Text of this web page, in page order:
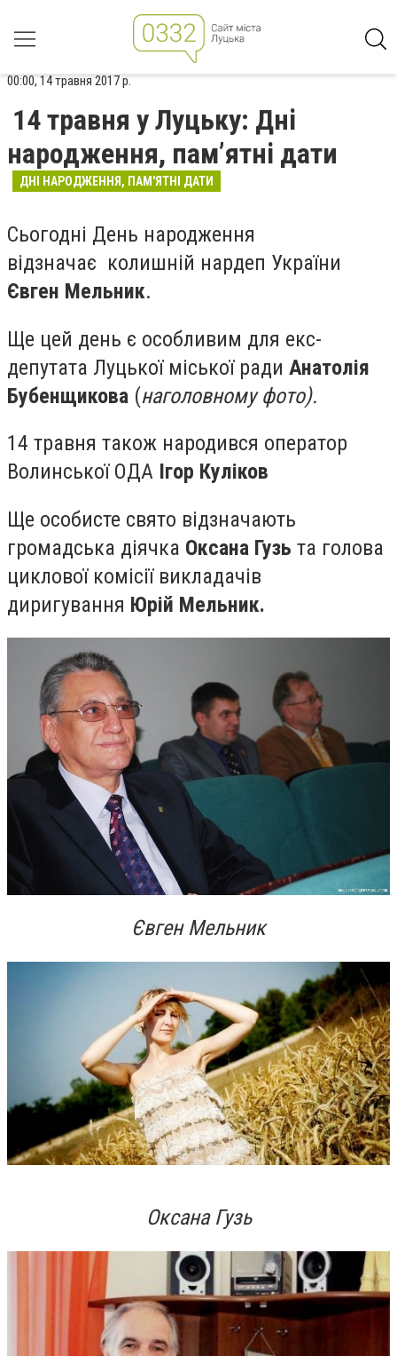
00:00, 14 травня 2017 р.
14 травня у Луцьку: Дні
народження, пам’ятні дати
ДНІ НАРОДЖЕННЯ, ПАМ'ЯТНІ ДАТИ
Сьогодні День народження
відзначає колишній нардеп України
Євген Мельник.
Ще цей день є особливим для екс-
депутата Луцької міської ради Анатолія
Бубенщикова (наголовному фото).
14 травня також народився оператор
Волинської ОДА Ігор Куліков
Ще особисте свято відзначають
громадська діячка Оксана Гузь та голова
циклової комісії викладачів
диригування Юрій Мельник.
Євген Мельник
Оксана Гузь